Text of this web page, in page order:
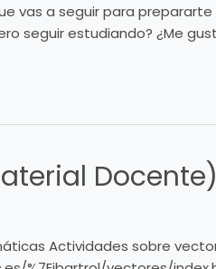
a seguir para prepararte
seguir estudiando? ¿Me
Docente)
Actividades sobre